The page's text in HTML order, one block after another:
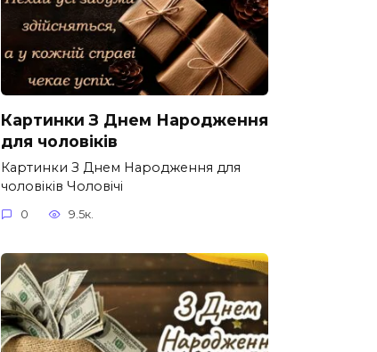
Картинки З Днем Народження
для чоловіків​
Картинки З Днем Народження для
чоловіків​ Чоловічі
0 9.5к.